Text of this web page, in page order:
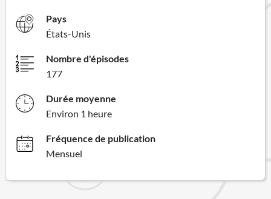
Pays
États-Unis
Nombre d'épisodes
177
Durée moyenne
Environ 1 heure
Fréquence de publication
Mensuel